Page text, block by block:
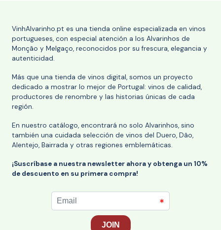
VinhAlvarinho.pt es una tienda online especializada en vinos
portugueses, con especial atención a los Alvarinhos de
Monção y Melgaço, reconocidos por su frescura, elegancia y
autenticidad.
Más que una tienda de vinos digital, somos un proyecto
dedicado a mostrar lo mejor de Portugal: vinos de calidad,
productores de renombre y las historias únicas de cada
región.
En nuestro catálogo, encontrará no solo Alvarinhos, sino
también una cuidada selección de vinos del Duero, Dão,
Alentejo, Bairrada y otras regiones emblemáticas.
¡Suscríbase a nuestra newsletter ahora y obtenga un 10%
de descuento en su primera compra!